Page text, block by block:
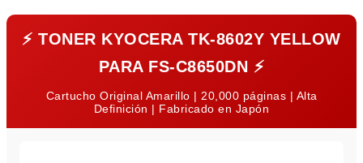
⚡TONER KYOCERA TK-8602Y YELLOW
PARA FS-C8650DN ⚡
Cartucho Original Amarillo | 20,000 páginas | Alta
Definición | Fabricado en Japón